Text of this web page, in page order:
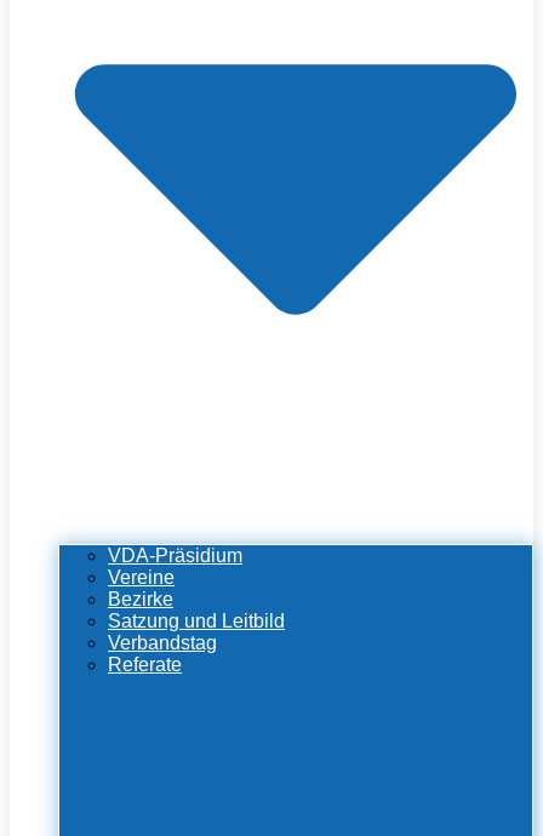
VDA-Präsidium
Vereine
Bezirke
Satzung und Leitbild
Verbandstag
Referate